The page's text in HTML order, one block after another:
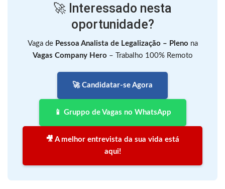
🚀 Interessado nesta
oportunidade?
Vaga de Pessoa Analista de Legalização – Pleno na
Vagas Company Hero – Trabalho 100% Remoto
🚀 Candidatar-se Agora
📱 Gruppo de Vagas no WhatsApp
🎥 A melhor entrevista da sua vida está
aqui!